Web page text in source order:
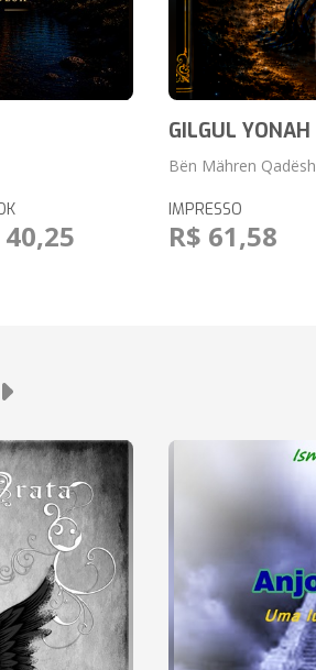
40,25
GILGUL YONAH
Bën Mähren Qadësh
IMPRESSO
R$ 61,58